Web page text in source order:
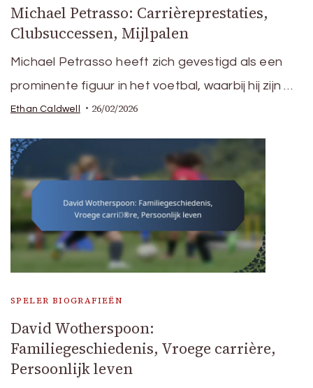
Michael Petrasso: Carrièreprestaties,
Clubsuccessen, Mijlpalen
Michael Petrasso heeft zich gevestigd als een
prominente figuur in het voetbal, waarbij hij zijn …
Ethan Caldwell 26/02/2026
SPELER BIOGRAFIEËN
David Wotherspoon:
Familiegeschiedenis, Vroege carrière,
Persoonlijk leven